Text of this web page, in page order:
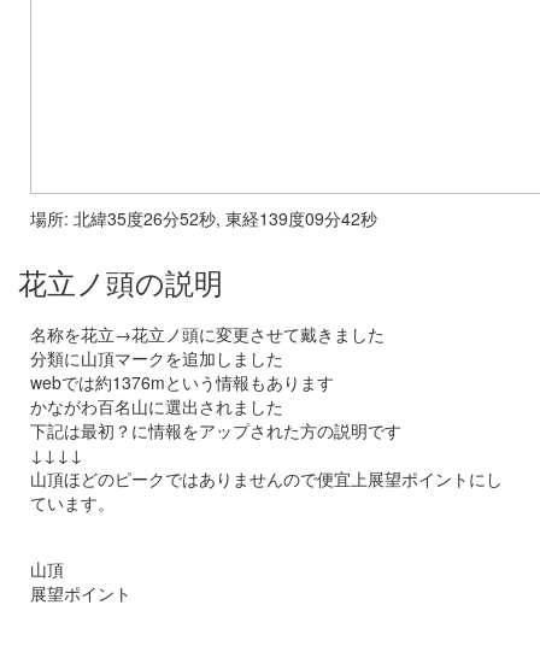
場所: 北緯35度26分52秒, 東経139度09分42秒
花立ノ頭の説明
名称を花立→花立ノ頭に変更させて戴きました
分類に山頂マークを追加しました
webでは約1376mという情報もあります
かながわ百名山に選出されました
下記は最初？に情報をアップされた方の説明です
↓↓↓↓
山頂ほどのピークではありませんので便宜上展望ポイントにし
ています。
山頂
展望ポイント